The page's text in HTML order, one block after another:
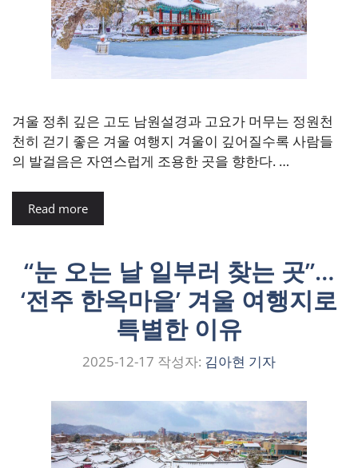
겨울 정취 깊은 고도 남원설경과 고요가 머무는 정원천
천히 걷기 좋은 겨울 여행지 겨울이 깊어질수록 사람들
의 발걸음은 자연스럽게 조용한 곳을 향한다. …
Read more
“눈 오는 날 일부러 찾는 곳”…
‘전주 한옥마을’ 겨울 여행지로
특별한 이유
2025-12-17 작성자: 김아현 기자